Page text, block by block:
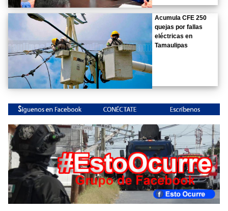
Acumula CFE 250
quejas por fallas
eléctricas en
Tamaulipas